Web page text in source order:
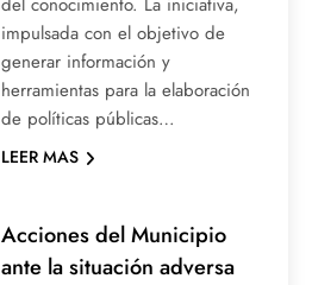
impulsada con el objetivo de
generar información y
herramientas para la elaboración
de políticas públicas…
LEER MAS
Acciones del Municipio
ante la situación adversa